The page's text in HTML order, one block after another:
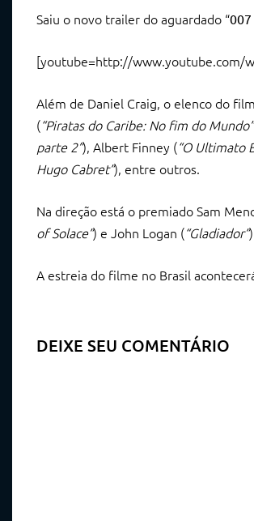
Saiu o novo trailer do aguardado “007
[youtube=http://www.youtube.com/
Além de Daniel Craig, o elenco do
(“Piratas do Caribe: No fim do Mundo”
parte 2”), Albert Finney (“O Ultimato
Hugo Cabret”), entre outros.
Na direção está o premiado Sam
of Solace”) e John Logan (“Gladiador”
A estreia do filme no Brasil
DEIXE SEU COMENTÁRIO